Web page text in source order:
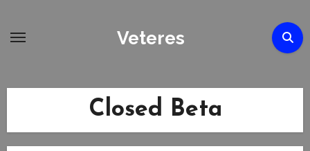
Veteres
Closed Beta